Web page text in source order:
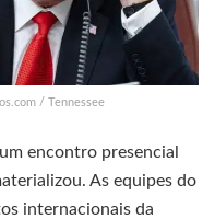
/ Tennessee
encontro presencial
As equipes do
internacionais da